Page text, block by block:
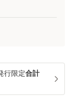
行限定合計